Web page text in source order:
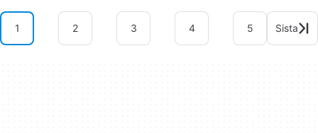
1 2 3 4 5 Sista